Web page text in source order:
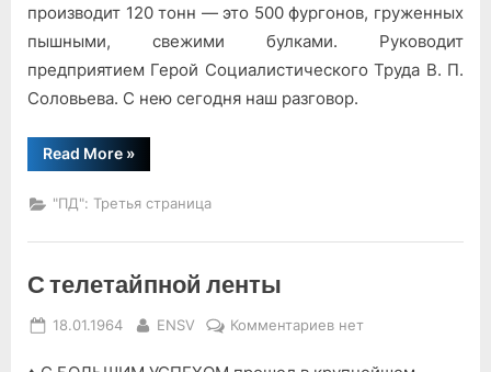
производит 120 тонн — это 500 фургонов, груженных
пышными, свежими булками. Руководит
предприятием Герой Социалистического Труда В. П.
Соловьева. С нею сегодня наш разговор.
Read More“«Мы
хлеб
»
"ПД": Третья страница
С телетайпной ленты
Posted
18.01.1964 By
ENSV Комментариевкнет